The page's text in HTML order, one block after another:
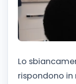
Lo
rispondono